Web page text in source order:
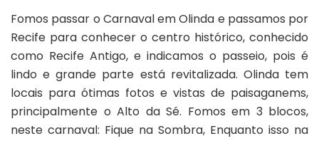
em
Olinda,
fantasias
e
tudo
mais
Fomos passar o Carnaval em Olinda e passamos por
Recife para conhecer o centro histórico, conhecido
como Recife Antigo, e indicamos o passeio, pois é
lindo e grande parte está revitalizada. Olinda tem
locais para ótimas fotos e vistas de paisaganems,
principalmente o Alto da Sé. Fomos em 3 blocos,
neste carnaval: Fique na Sombra, Enquanto isso na